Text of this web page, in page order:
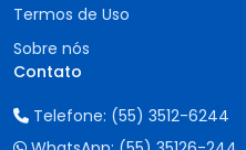
Termos de Uso
Sobre nós
Contato
Telefone: (55) 3512-6244